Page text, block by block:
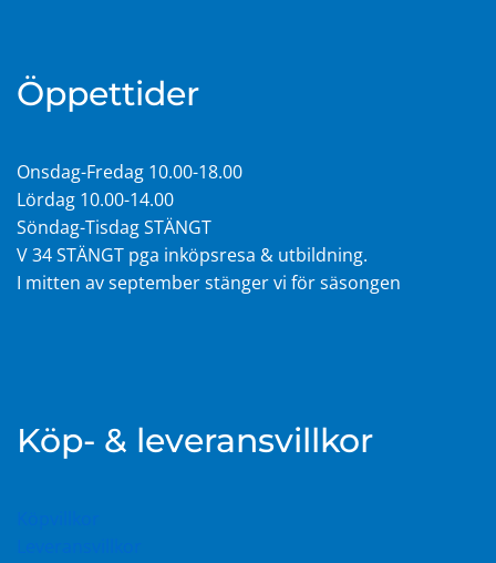
Öppettider
Onsdag-Fredag 10.00-18.00
Lördag 10.00-14.00
Söndag-Tisdag STÄNGT
V 34 STÄNGT pga inköpsresa & utbildning.
I mitten av september stänger vi för säsongen
Köp- & leveransvillkor